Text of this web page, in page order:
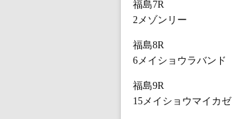
福島7R
2メゾンリー
福島8R
6メイショウラバンド
福島9R
15メイショウマイカゼ